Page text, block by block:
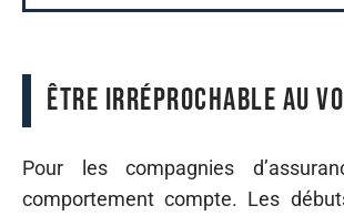
Être irréprochable au
Pour les compagnies
comportement compte. Les